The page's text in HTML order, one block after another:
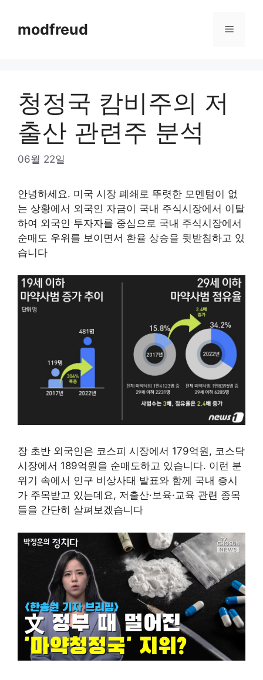
contentmodfreud Menu
청정국 캄비주의 저
출산 관련주 분석
06월 22일
안녕하세요. 미국 시장 폐쇄로 뚜렷한 모멘텀이 없
는 상황에서 외국인 자금이 국내 주식시장에서 이탈
하여 외국인 투자자를 중심으로 국내 주식시장에서
순매도 우위를 보이면서 환율 상승을 뒷받침하고 있
습니다
장 초반 외국인은 코스피 시장에서 179억원, 코스닥
시장에서 189억원을 순매도하고 있습니다. 이런 분
위기 속에서 인구 비상사태 발표와 함께 국내 증시
가 주목받고 있는데요, 저출산·보육·교육 관련 종목
들을 간단히 살펴보겠습니다